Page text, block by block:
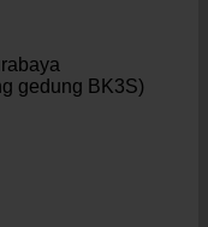
gedung BK3S)